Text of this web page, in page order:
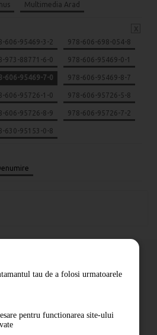
Multimedia Arad
606-95469-3-2 978-606-698-054-8
973-88771-6-0 978-606-95469-0-1
606-95469-7-0 978-606-95469-8-7
606-95726-1-0 978-606-95726-5-8
606-95726-8-9 978-606-95726-7-2
630-95153-0-8
tau de a folosi urmatoarele
pentru functionarea site-ului